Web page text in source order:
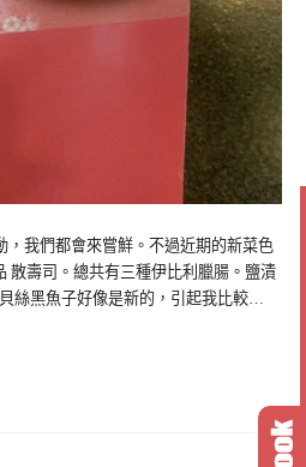
我們都會來嘗鮮。不過近期的新菜色
散壽司。總共有三種伊比利臘腸。鹽漬
絲黑魚子好像是新的，引起我比較…